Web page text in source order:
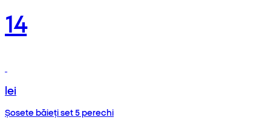
14
lei
Șosete băieți set 5 perechi